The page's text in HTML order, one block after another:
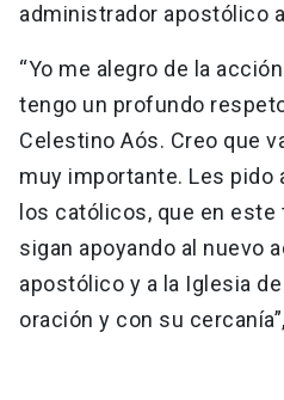
administrador apostólico
“Yo me alegro de la
tengo un profundo
Celestino Aós. Creo que
muy importante. Les pido
los católicos, que en
sigan apoyando al nuevo
apostólico y a la Iglesia
oración y con su